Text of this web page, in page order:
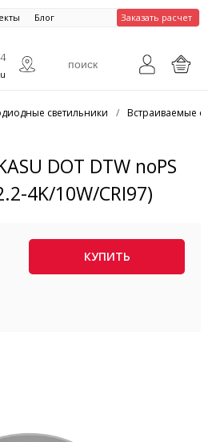
Блог Заказать расчет
светильники / Встраиваемые
DOT DTW noPS
4K/10W/CRI97)
КУПИТЬ